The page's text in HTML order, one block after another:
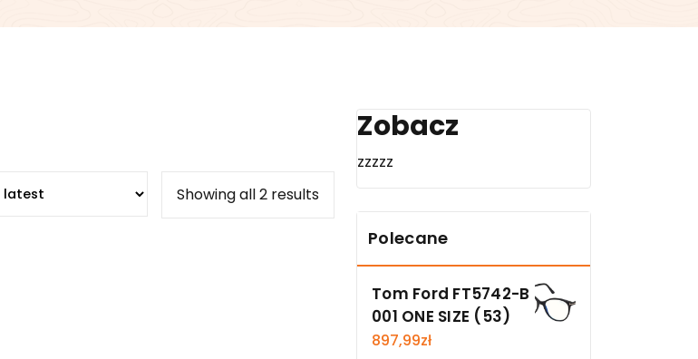
Showing all 2 results
Zobacz
zzzzz
Polecane
Tom Ford FT5742-B
001 ONE SIZE (53)
897,99zł